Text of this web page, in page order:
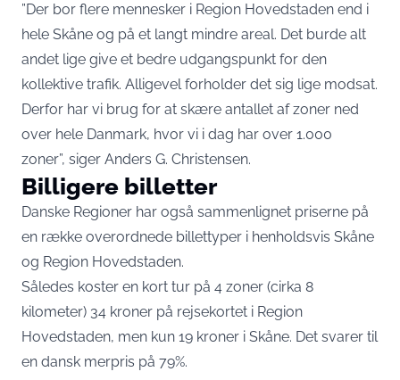
”Der bor flere mennesker i Region Hovedstaden end i
hele Skåne og på et langt mindre areal. Det burde alt
andet lige give et bedre udgangspunkt for den
kollektive trafik. Alligevel forholder det sig lige modsat.
Derfor har vi brug for at skære antallet af zoner ned
over hele Danmark, hvor vi i dag har over 1.000
zoner”, siger Anders G. Christensen.
Billigere billetter
Danske Regioner har også sammenlignet priserne på
en række overordnede billettyper i henholdsvis Skåne
og Region Hovedstaden.
Således koster en kort tur på 4 zoner (cirka 8
kilometer) 34 kroner på rejsekortet i Region
Hovedstaden, men kun 19 kroner i Skåne. Det svarer til
en dansk merpris på 79%.